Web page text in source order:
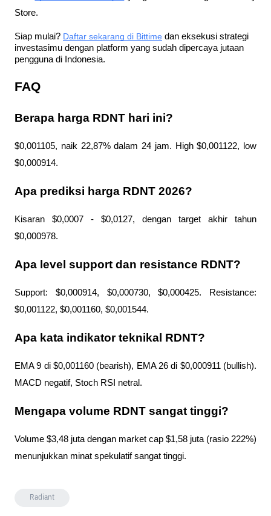
Store.
Siap mulai? Daftar sekarang di Bittime dan eksekusi strategi
investasimu dengan platform yang sudah dipercaya jutaan
pengguna di Indonesia.
FAQ
Berapa harga RDNT hari ini?
$0,001105, naik 22,87% dalam 24 jam. High $0,001122, low
$0,000914.
Apa prediksi harga RDNT 2026?
Kisaran $0,0007 - $0,0127, dengan target akhir tahun
$0,000978.
Apa level support dan resistance RDNT?
Support: $0,000914, $0,000730, $0,000425. Resistance:
$0,001122, $0,001160, $0,001544.
Apa kata indikator teknikal RDNT?
EMA 9 di $0,001160 (bearish), EMA 26 di $0,000911 (bullish).
MACD negatif, Stoch RSI netral.
Mengapa volume RDNT sangat tinggi?
Volume $3,48 juta dengan market cap $1,58 juta (rasio 222%)
menunjukkan minat spekulatif sangat tinggi.
Radiant